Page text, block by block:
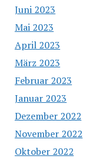
Juni 2023
Mai 2023
April 2023
März 2023
Februar 2023
Januar 2023
Dezember 2022
November 2022
Oktober 2022